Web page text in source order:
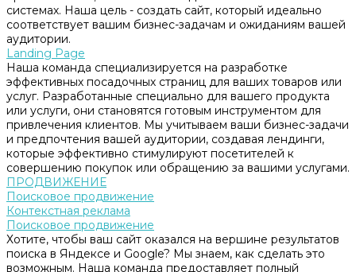
системах. Наша цель - создать сайт, который идеально
соответствует вашим бизнес-задачам и ожиданиям вашей
аудитории.
Landing Page
Наша команда специализируется на разработке
эффективных посадочных страниц для ваших товаров или
услуг. Разработанные специально для вашего продукта
или услуги, они становятся готовым инструментом для
привлечения клиентов. Мы учитываем ваши бизнес-задачи
и предпочтения вашей аудитории, создавая лендинги,
которые эффективно стимулируют посетителей к
совершению покупок или обращению за вашими услугами.
ПРОДВИЖЕНИЕ
Поисковое продвижение
Контекстная реклама
Поисковое продвижение
Хотите, чтобы ваш сайт оказался на вершине результатов
поиска в Яндексе и Google? Мы знаем, как сделать это
возможным. Наша команда предоставляет полный